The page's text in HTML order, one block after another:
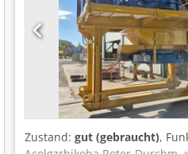
Zustand: gut (gebraucht),